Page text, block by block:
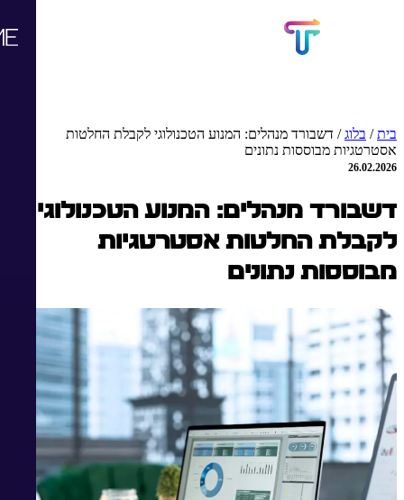
בית/ בלוג/ דשבורד מנהלים: המנוע הטכנולוגי לקבלת החלטות
אסטרטגיות מבוססות נתונים
26.02.2026
דשבורד מנהלים: המנוע הטכנולוגי
לקבלת החלטות אסטרטגיות
מבוססות נתונים